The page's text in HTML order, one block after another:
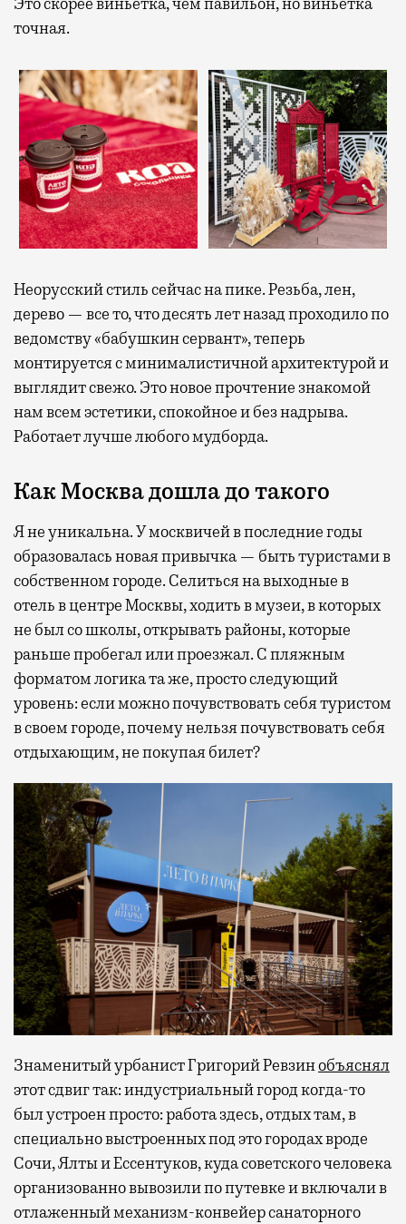
точная.
Неорусский стиль сейчас на пике. Резьба, лен,
дерево — все то, что десять лет назад проходило по
ведомству «бабушкин сервант», теперь
монтируется с минималистичной архитектурой и
выглядит свежо. Это новое прочтение знакомой
нам всем эстетики, спокойное и без надрыва.
Работает лучше любого мудборда.
Как Москва дошла до такого
Я не уникальна. У москвичей в последние годы
образовалась новая привычка — быть туристами в
собственном городе. Селиться на выходные в
отель в центре Москвы, ходить в музеи, в которых
не был со школы, открывать районы, которые
раньше пробегал или проезжал. С пляжным
форматом логика та же, просто следующий
уровень: если можно почувствовать себя туристом
в своем городе, почему нельзя почувствовать себя
отдыхающим, не покупая билет?
Знаменитый урбанист Григорий Ревзинобъяснял
этот сдвиг так: индустриальный город когда-то
был устроен просто: работа здесь, отдых там, в
специально выстроенных под это городах вроде
Сочи, Ялты и Ессентуков, куда советского человека
организованно вывозили по путевке и включали в
отлаженный механизм-конвейер санаторного